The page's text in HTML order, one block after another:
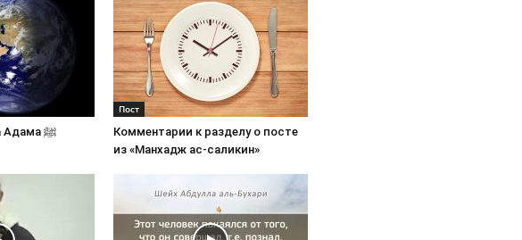
История пророка Адама ﷺ
Пост
Комментарии к разделу о посте
из «Манхадж ас-саликин»